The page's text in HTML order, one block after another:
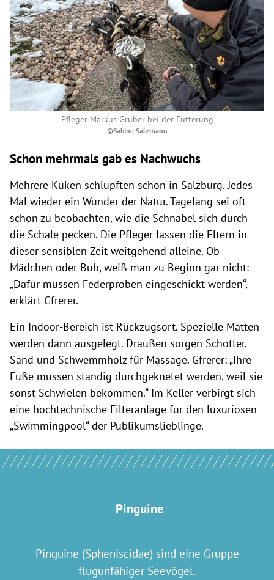
Pfleger Markus Gruber bei der Fütterung
©Sabine Salzmann
Schon mehrmals gab es Nachwuchs
Mehrere Küken schlüpften schon in Salzburg. Jedes
Mal wieder ein Wunder der Natur. Tagelang sei oft
schon zu beobachten, wie die Schnäbel sich durch
die Schale pecken. Die Pfleger lassen die Eltern in
dieser sensiblen Zeit weitgehend alleine. Ob
Mädchen oder Bub, weiß man zu Beginn gar nicht:
„Dafür müssen Federproben eingeschickt werden“,
erklärt Gfrerer.
Ein Indoor-Bereich ist Rückzugsort. Spezielle Matten
werden dann ausgelegt. Draußen sorgen Schotter,
Sand und Schwemmholz für Massage. Gfrerer: „Ihre
Füße müssen ständig durchgeknetet werden, weil sie
sonst Schwielen bekommen.“ Im Keller verbirgt sich
eine hochtechnische Filteranlage für den luxuriösen
„Swimmingpool“ der Publikumslieblinge.
Pinguine
Pinguine (Spheniscidae) sind eine Gruppe
flugunfähiger Seevögel.